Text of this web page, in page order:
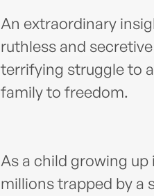
An extraordinary
ruthless and
terrifying struggle to
family to freedom.
As a child growing
millions trapped by a